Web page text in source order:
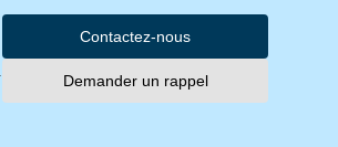
Contactez-nous
Demander un rappel